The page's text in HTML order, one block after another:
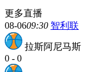
更多直播
08-0609:30 智利联
拉斯阿尼马斯
0 - 0